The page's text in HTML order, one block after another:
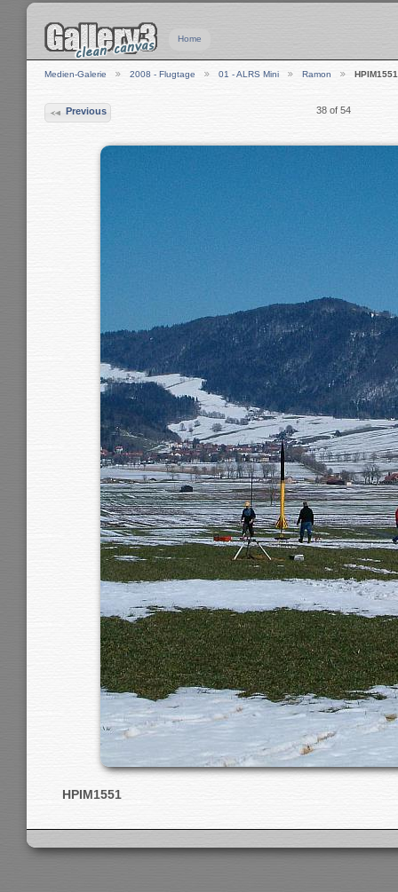
Home
Medien-Galerie 2008 - Flugtage 01 - ALRS Mini Ramon HPIM1551
Previous 38 of 54
HPIM1551